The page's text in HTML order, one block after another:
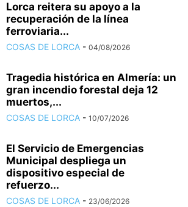
Lorca reitera su apoyo a la
recuperación de la línea
ferroviaria...
COSAS DE LORCA - 04/08/2026
Tragedia histórica en Almería: un
gran incendio forestal deja 12
muertos,...
COSAS DE LORCA - 10/07/2026
El Servicio de Emergencias
Municipal despliega un
dispositivo especial de
refuerzo...
COSAS DE LORCA - 23/06/2026